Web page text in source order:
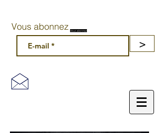
Vous abonnez
>
Vous abonnez